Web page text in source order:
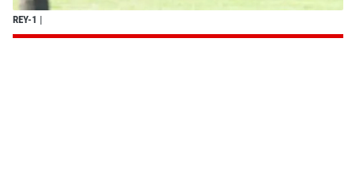
REY-1 |